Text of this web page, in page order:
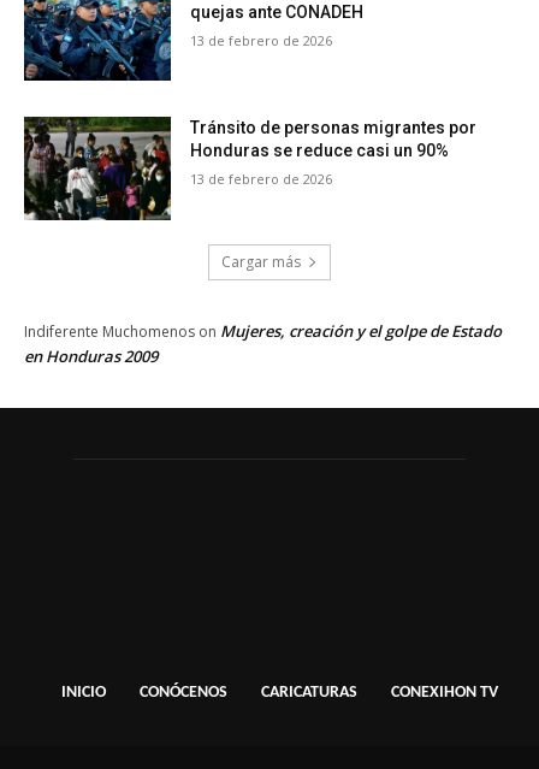
quejas ante CONADEH
13 de febrero de 2026
Tránsito de personas migrantes por
Honduras se reduce casi un 90%
13 de febrero de 2026
Cargar más
Indiferente Muchomenos on Mujeres, creación y el golpe de Estado
en Honduras 2009
INICIO CONÓCENOS CARICATURAS CONEXIHON TV